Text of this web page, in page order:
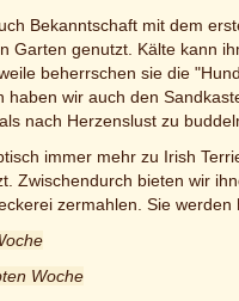
Bekanntschaft mit dem
Garten genutzt. Kälte kann
beherrschen sie die
haben wir auch den
nach Herzenslust zu
immer mehr zu Irish
Zwischendurch bieten wir
zermahlen. Sie werden
Woche